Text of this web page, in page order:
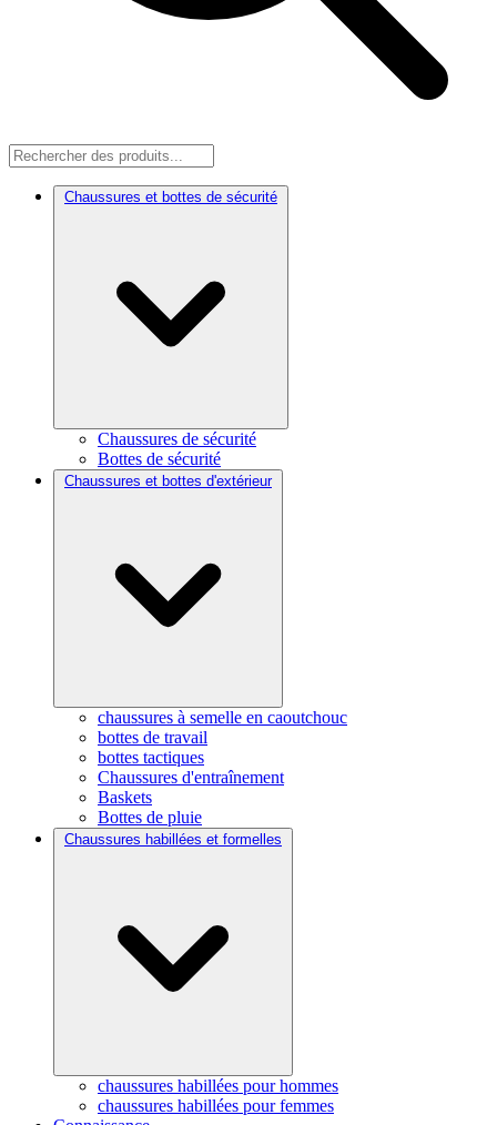
Chaussures et bottes de sécurité
Chaussures de sécurité
Bottes de sécurité
Chaussures et bottes d'extérieur
chaussures à semelle en caoutchouc
bottes de travail
bottes tactiques
Chaussures d'entraînement
Baskets
Bottes de pluie
Chaussures habillées et formelles
chaussures habillées pour hommes
chaussures habillées pour femmes